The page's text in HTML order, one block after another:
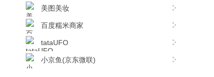
美图美妆
百度糯米商家
tataUFO
小京鱼(京东微联)